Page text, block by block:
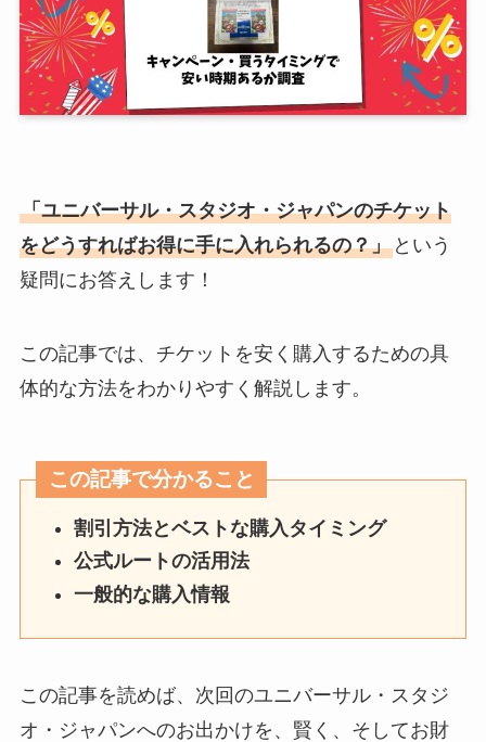
「ユニバーサル・スタジオ・ジャパンのチケット
をどうすればお得に手に入れられるの？」という
疑問にお答えします！
この記事では、チケットを安く購入するための具
体的な方法をわかりやすく解説します。
この記事で分かること
割引方法とベストな購入タイミング
公式ルートの活用法
一般的な購入情報
この記事を読めば、次回のユニバーサル・スタジ
オ・ジャパンへのお出かけを、賢く、そしてお財